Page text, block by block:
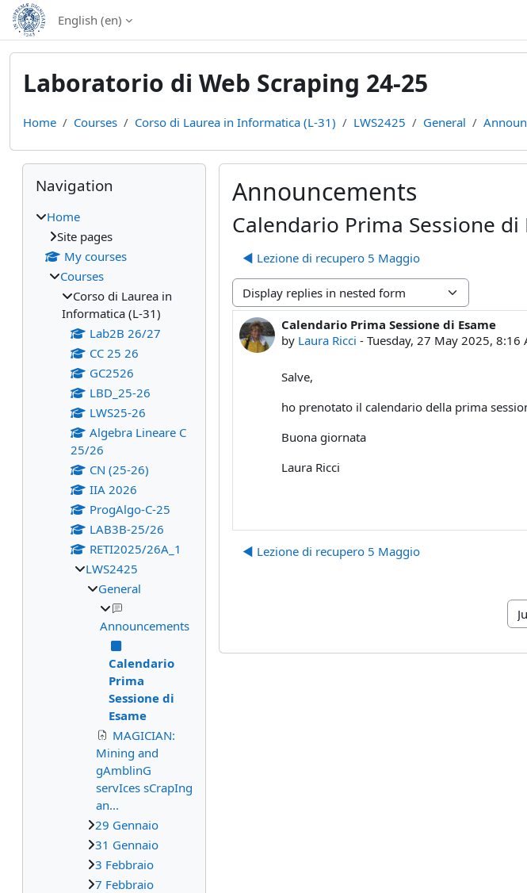
Skip to main content
English ‎(en)‎
Laboratorio di Web Scraping 24-25
Home Courses Corso di Laurea in Informatica (L-31) LWS2425 General
Announcements
Calendario Prima Sessione di
◀︎ Lezione di recupero 5 Maggio
Display mode
Calendario Prima Sessione di Esame
by Laura Ricci - Tuesday, 27 May 2025, 8:16
Number of replies: 0
Salve,
ho prenotato il calendario della prima
Buona giornata
Laura Ricci
◀︎ Lezione di recupero 5 Maggio
Blocks
Skip Navigation
Navigation
Home
Site pages
My courses
Courses
Corso di Laurea in
Informatica (L-31)
Lab2B 26/27
CC 25 26
GC2526
LBD_25-26
LWS25-26
Algebra Lineare C
25/26
CN (25-26)
IIA 2026
ProgAlgo-C-25
LAB3B-25/26
RETI2025/26A_1
LWS2425
General
Announcements
Calendario
Prima
Sessione di
Esame
MAGICIAN:
Mining and
gAmblinG
servIces sCrapIng
an...
29 Gennaio
31 Gennaio
3 Febbraio
7 Febbraio